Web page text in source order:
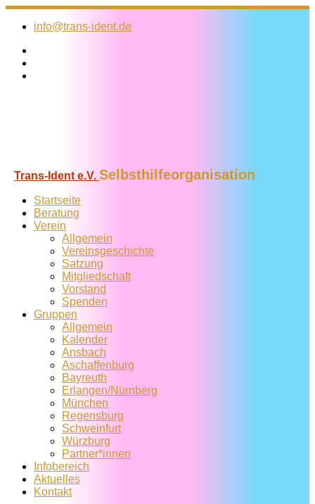
Zum
Inhalt
info@trans-ident.de
Trans-Ident e.V. Selbsthilfeorganisation
Startseite
Beratung
Verein
Allgemein
Vereins­geschichte
Satzung
Mitglied­schaft
Vorstand
Spenden
Gruppen
Allgemein
Kalender
Ansbach
Aschaffenburg
Bayreuth
Erlangen/Nürnberg
München
Regensburg
Schweinfurt
Würzburg
Partner*innen
Infobereich
Aktuelles
Kontakt